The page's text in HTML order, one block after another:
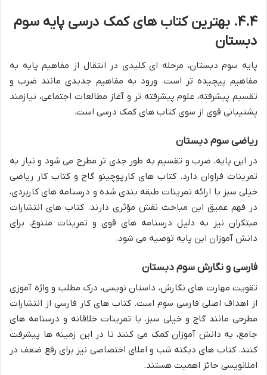
۴.۴. بهترین کتاب های کمک درسی پایه سوم
دبستان
پایه سوم دبستان، مرحله ای کلیدی در انتقال از مفاهیم پایه به
مفاهیم پیچیده تر است. ورود به مفاهیم جدیدی مانند ضرب و
تقسیم پیشرفته، علوم پیشرفته تر و آغاز مطالعات اجتماعی، نیازمند
پشتیبانی قوی از سوی کتاب های کمک درسی است.
ریاضی سوم دبستان
در این پایه، ضرب و تقسیم به طور جدی تر مطرح می شود و نیاز به
تمرینات فراوان دارد. کتاب های کارپوچینو گاج و کتاب کار ریاضی
خیلی سبز با ارائه تمرینات طبقه بندی شده و درسنامه های کاربردی،
در فهم عمیق این مباحث نقش مؤثری دارند. کتاب های انتشارات
مبتکران نیز به دلیل درسنامه های قوی و تمرینات متنوع، برای
دانش آموزان این پایه توصیه می شود.
فارسی و نگارش سوم دبستان
تقویت مهارت های نگارش، داستان نویسی، درک مطلب و واژه آموزی
از اهداف اصلی فارسی سوم است. کتاب های کار فارسی از انتشارات
مطرحی مانند گاج و خیلی سبز، با تمرینات خلاقانه و درسنامه های
جامع، به دانش آموزان کمک می کنند تا در این زمینه ها پیشرفت
کنند. کتاب های دیکته شب و املای اختصاصی نیز برای رفع ضعف در
املانویسی حائز اهمیت هستند.